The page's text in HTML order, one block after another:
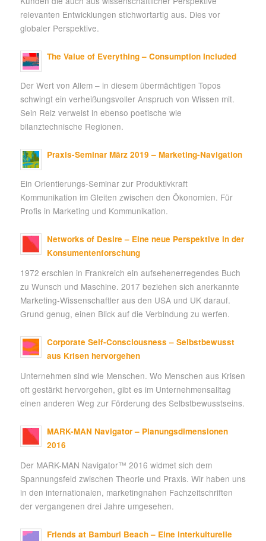
relevanten Entwicklungen stichwortartig aus. Dies vor
globaler Perspektive.
The Value of Everything – Consumption Included
Der Wert von Allem – in diesem übermächtigen Topos
schwingt ein verheißungsvoller Anspruch von Wissen mit.
Sein Reiz verweist in ebenso poetische wie
bilanztechnische Regionen.
Praxis-Seminar März 2019 – Marketing-Navigation
Ein Orientierungs-Seminar zur Produktivkraft
Kommunikation im Gleiten zwischen den Ökonomien. Für
Profis in Marketing und Kommunikation.
Networks of Desire – Eine neue Perspektive in der
Konsumentenforschung
1972 erschien in Frankreich ein aufsehenerregendes Buch
zu Wunsch und Maschine. 2017 beziehen sich anerkannte
Marketing-Wissenschaftler aus den USA und UK darauf.
Grund genug, einen Blick auf die Verbindung zu werfen.
Corporate Self-Consciousness – Selbstbewusst
aus Krisen hervorgehen
Unternehmen sind wie Menschen. Wo Menschen aus Krisen
oft gestärkt hervorgehen, gibt es im Unternehmensalltag
einen anderen Weg zur Förderung des Selbstbewusstseins.
MARK-MAN Navigator – Planungsdimensionen
2016
Der MARK-MAN Navigator™ 2016 widmet sich dem
Spannungsfeld zwischen Theorie und Praxis. Wir haben uns
in den internationalen, marketingnahen Fachzeitschriften
der vergangenen drei Jahre umgesehen.
Friends at Bamburi Beach – Eine interkulturelle